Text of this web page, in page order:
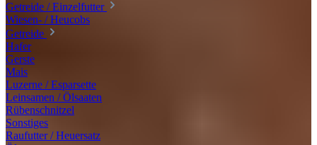
Getreide / Einzelfutter
Wiesen- / Heucobs
Getreide
Hafer
Gerste
Mais
Luzerne / Esparsette
Leinsamen / Ölsaaten
Rübenschnitzel
Sonstiges
Raufutter / Heuersatz